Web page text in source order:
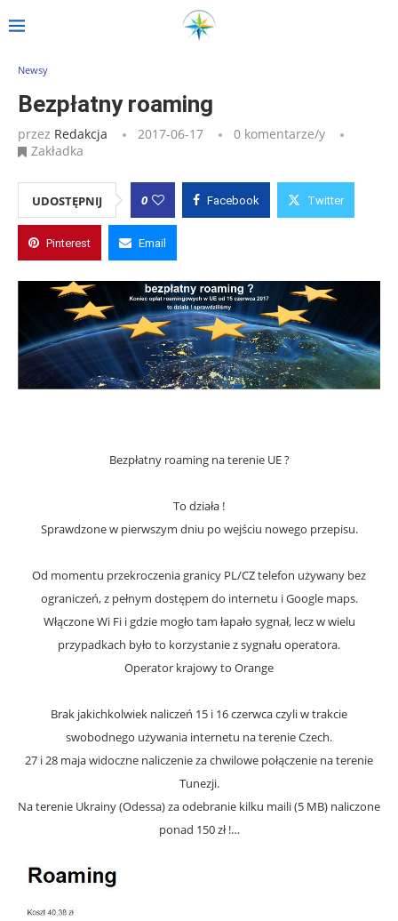
Strona główna Bezpłatny roaming
Newsy
Bezpłatny roaming
przez Redakcja 2017-06-17
0 komentarze/y
Zakładka
UDOSTĘPNIJ 0 Facebook Twitter
Pinterest Email
Bezpłatny roaming na terenie UE ?
To działa !
Sprawdzone w pierwszym dniu po wejściu nowego przepisu.
Od momentu przekroczenia granicy PL/CZ telefon używany bez
ograniczeń, z pełnym dostępem do internetu i Google maps.
Włączone Wi Fi i gdzie mogło tam łapało sygnał, lecz w wielu
przypadkach było to korzystanie z sygnału operatora.
Operator krajowy to Orange
Brak jakichkolwiek naliczeń 15 i 16 czerwca czyli w trakcie
swobodnego używania internetu na terenie Czech.
27 i 28 maja widoczne naliczenie za chwilowe połączenie na terenie
Tunezji.
Na terenie Ukrainy (Odessa) za odebranie kilku maili (5 MB) naliczone
ponad 150 zł !…